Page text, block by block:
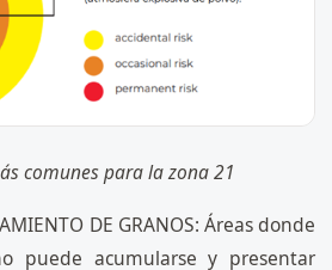
comunes para la zona 21
DE GRANOS: Áreas donde
puede acumularse y presentar